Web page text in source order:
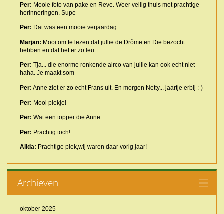
Per: Mooie foto van pake en Reve. Weer veilig thuis met prachtige
herinneringen. Supe
Per: Dat was een mooie verjaardag.
Marjan: Mooi om te lezen dat jullie de Drôme en Die bezocht
hebben en dat het er zo leu
Per: Tja... die enorme ronkende airco van jullie kan ook echt niet
haha. Je maakt som
Per: Anne ziet er zo echt Frans uit. En morgen Netty... jaartje erbij :-)
Per: Mooi plekje!
Per: Wat een topper die Anne.
Per: Prachtig toch!
Alida: Prachtige plek,wij waren daar vorig jaar!
Archieven
oktober 2025